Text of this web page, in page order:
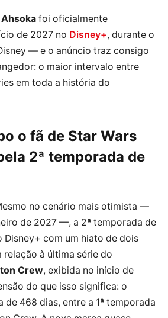
Ahsoka foi oficialmente
de 2027 no Disney+, durante o
— e o anúncio traz consigo
o maior intervalo entre
em toda a história do
o fã de Star Wars
2ª temporada de
no cenário mais otimista —
de 2027 —, a 2ª temporada de
Disney+ com um hiato de dois
à última série do
Crew, exibida no início de
do que isso significa: o
de 468 dias, entre a 1ª temporada